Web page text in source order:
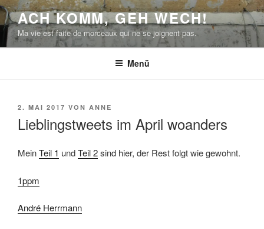
Zum
Inhalt
springen
ACH KOMM, GEH WECH!
Ma vie est faite de morceaux qui ne se joignent pas.
Menü
VERÖFFENTLICHT
2. MAI 2017 VON ANNE
Lieblingstweets im April woanders
MeinTeil 1 undTeil 2sind hier, der Rest folgt wie gewohnt.
1ppm
André Herrmann